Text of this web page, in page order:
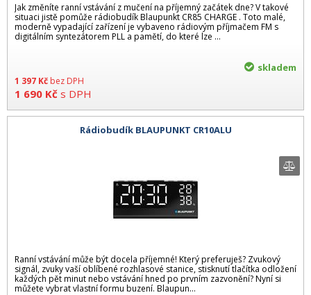
Jak změníte ranní vstávání z mučení na příjemný začátek dne? V takové
situaci jistě pomůže rádiobudík Blaupunkt CR85 CHARGE . Toto malé,
moderně vypadající zařízení je vybaveno rádiovým příjmačem FM s
digitálním syntezátorem PLL a pamětí, do které lze ...
1 397 Kč bez DPH
1 690 Kč s DPH
skladem
Rádiobudík BLAUPUNKT CR10ALU
Ranní vstávání může být docela příjemné! Který preferuješ? Zvukový
signál, zvuky vaší oblíbené rozhlasové stanice, stisknutí tlačítka odložení
každých pět minut nebo vstávání hned po prvním zazvonění? Nyní si
můžete vybrat vlastní formu buzení. Blaupun...